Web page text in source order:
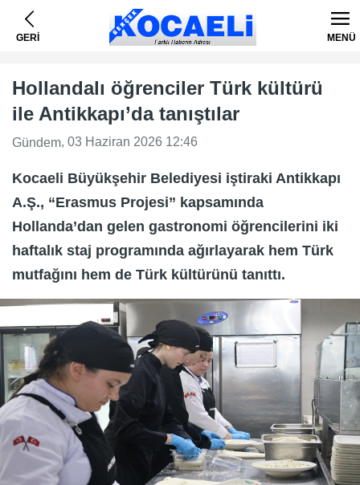
GERİ MENÜ
Hollandalı öğrenciler Türk kültürü
ile Antikkapı’da tanıştılar
Gündem, 03 Haziran 2026 12:46
Kocaeli Büyükşehir Belediyesi iştiraki Antikkapı
A.Ş., “Erasmus Projesi” kapsamında
Hollanda’dan gelen gastronomi öğrencilerini iki
haftalık staj programında ağırlayarak hem Türk
mutfağını hem de Türk kültürünü tanıttı.